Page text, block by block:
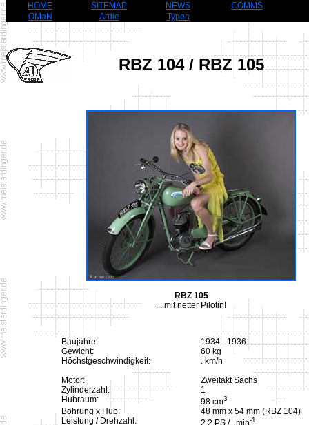
HOME SITEMAP NEWS
COMMS
OMaN
Ardie Typen
RBZ 104 / RBZ 105
RBZ 105
... mit netter Pilotin!
Baujahre:
1934 - 1936
Gewicht:
60 kg
Höchstgeschwindigkeit:
. km/h
Motor:
Zweitakt Sachs
Zylinderzahl:
1
Hubraum:
98 cm3
Bohrung x Hub:
48 mm x 54 mm (RBZ 104)
Leistung / Drehzahl:
2,2 PS / . min-1